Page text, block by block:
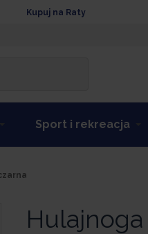
Kupuj na Raty
Sport i rekreacja